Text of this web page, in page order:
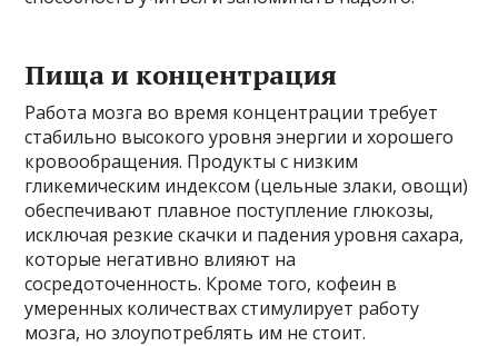
Пища и концентрация
Работа мозга во время концентрации требует
стабильно высокого уровня энергии и хорошего
кровообращения. Продукты с низким
гликемическим индексом (цельные злаки, овощи)
обеспечивают плавное поступление глюкозы,
исключая резкие скачки и падения уровня сахара,
которые негативно влияют на
сосредоточенность. Кроме того, кофеин в
умеренных количествах стимулирует работу
мозга, но злоупотреблять им не стоит.